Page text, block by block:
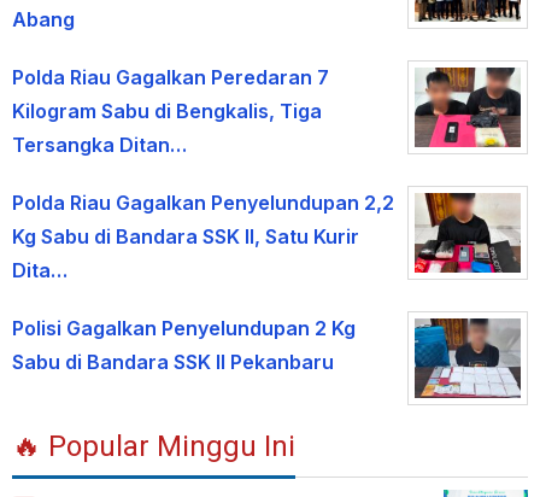
Abang
Polda Riau Gagalkan Peredaran 7
Kilogram Sabu di Bengkalis, Tiga
Tersangka Ditan…
Polda Riau Gagalkan Penyelundupan 2,2
Kg Sabu di Bandara SSK II, Satu Kurir
Dita…
Polisi Gagalkan Penyelundupan 2 Kg
Sabu di Bandara SSK II Pekanbaru
🔥 Popular Minggu Ini